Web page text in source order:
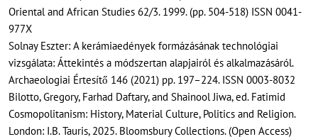
Oriental and African Studies 62/3. 1999. (pp. 504-518) ISSN 0041-
977X
Solnay Eszter: A kerámiaedények formázásának technológiai
vizsgálata: Áttekintés a módszertan alapjairól és alkalmazásáról.
Archaeologiai Értesítő 146 (2021) pp. 197–224. ISSN 0003-8032
Bilotto, Gregory, Farhad Daftary, and Shainool Jiwa, ed. Fatimid
Cosmopolitanism: History, Material Culture, Politics and Religion.
London: I.B. Tauris, 2025. Bloomsbury Collections. (Open Access)